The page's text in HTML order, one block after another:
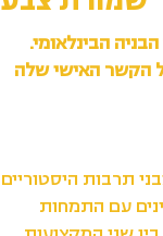
הבינלאומי.
הקשר האישי שלה
תרבות היסטוריים
עם התמחות